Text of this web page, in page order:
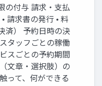
の付与 請求・支払
請求書の発行 • 料
済） 予約日時の決
タッフごとの稼働
スごとの予約期間
文章・選択肢）の
って、何ができる